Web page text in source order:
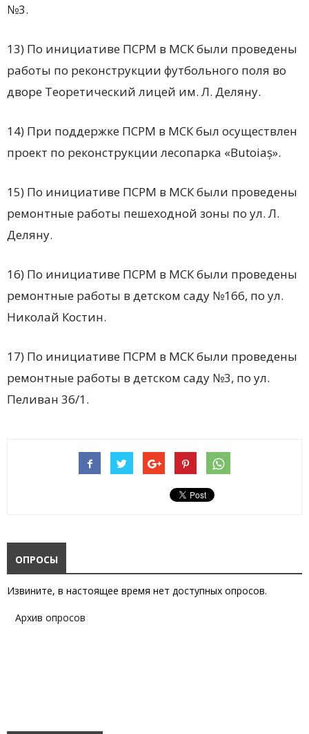
№3.
13) По инициативе ПСРМ в МСК были проведены
работы по реконструкции футбольного поля во
дворе Теоретический лицей им. Л. Деляну.
14) При поддержке ПСРМ в МСК был осуществлен
проект по реконструкции лесопарка «Butoiaș».
15) По инициативе ПСРМ в МСК были проведены
ремонтные работы пешеходной зоны по ул. Л.
Деляну.
16) По инициативе ПСРМ в МСК были проведены
ремонтные работы в детском саду №166, по ул.
Николай Костин.
17) По инициативе ПСРМ в МСК были проведены
ремонтные работы в детском саду №3, по ул.
Пеливан 36/1.
ОПРОСЫ
Извините, в настоящее время нет доступных опросов.
Архив опросов